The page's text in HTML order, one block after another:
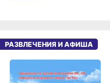
РАЗВЛЕЧЕНИЯ И АФИША